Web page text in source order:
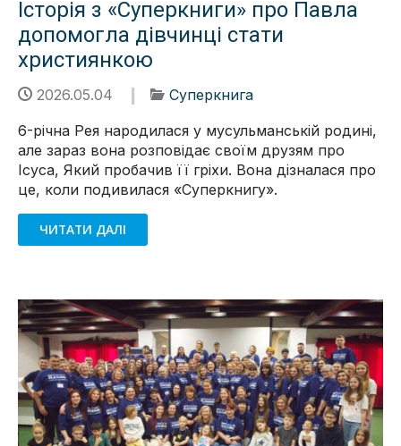
Історія з «Суперкниги» про Павла
допомогла дівчинці стати
християнкою
2026.05.04
Суперкнига
6-річна Рея народилася у мусульманській родині,
але зараз вона розповідає своїм друзям про
Ісуса, Який пробачив її гріхи. Вона дізналася про
це, коли подивилася «Суперкнигу».
ЧИТАТИ ДАЛІ